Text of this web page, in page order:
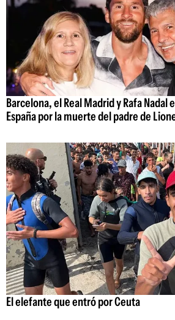
Barcelona, el Real Madrid y Rafa Nadal
España por la muerte del padre de
El elefante que entró por Ceuta